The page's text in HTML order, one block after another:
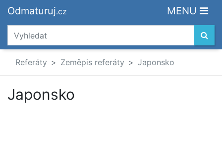
Odmaturuj.cz MENU
Referáty Zeměpis referáty Japonsko
Japonsko